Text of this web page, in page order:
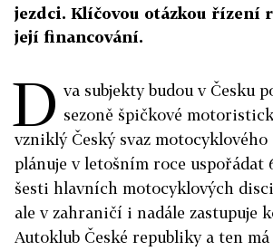
jezdci. Klíčovou otázkou řízení
její financování.
D va subjekty budou v Česku
sezoně špičkové
vzniklý Český svaz motocyklového
plánuje v letošním roce uspořádat
šesti hlavních motocyklových
ale v zahraničí i nadále zastupuje
Autoklub České republiky a ten